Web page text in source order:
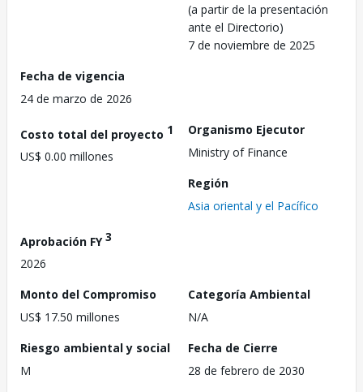
(a partir de la presentación
ante el Directorio)
7 de noviembre de 2025
Fecha de vigencia
24 de marzo de 2026
Costo total del proyecto 1
US$ 0.00 millones
Organismo Ejecutor
Ministry of Finance
Región
Asia oriental y el Pacífico
Aprobación FY3
2026
Monto del Compromiso
US$ 17.50 millones
Categoría Ambiental
N/A
Riesgo ambiental y social
M
Fecha de Cierre
28 de febrero de 2030